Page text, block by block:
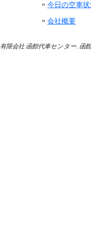
今日の空車
会社概要
有限会社 函館代車センター. 函